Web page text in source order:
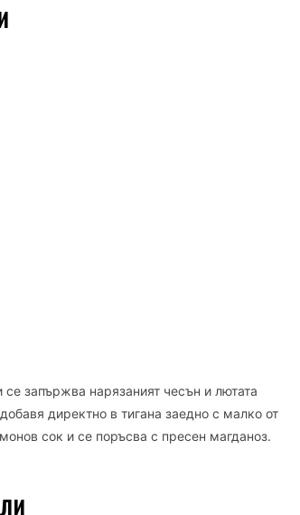
запържва нарязаният чесън и лютата
директно в тигана заедно с малко от
сок и се поръсва с пресен магданоз.